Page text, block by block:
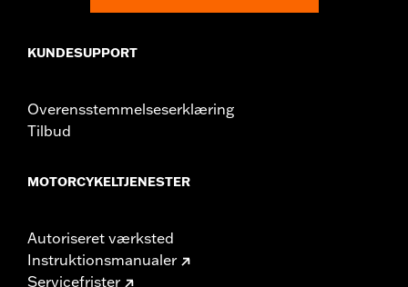
KUNDESUPPORT
Overensstemmelseserklæring
Tilbud
MOTORCYKELTJENESTER
Autoriseret værksted
Instruktionsmanualer
Servicefrister